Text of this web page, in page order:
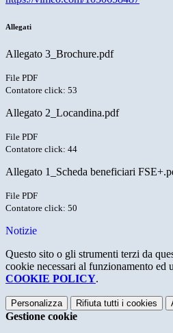
Allegati
Allegato 3_Brochure.pdf
File PDF
Contatore click: 53
Allegato 2_Locandina.pdf
File PDF
Contatore click: 44
Allegato 1_Scheda beneficiari
File PDF
Contatore click: 50
Notizie
Questo sito o gli strumenti terzi da
cookie necessari al funzionamento
COOKIE POLICY.
Personalizza Rifiuta tutti i cookies
Gestione cookie